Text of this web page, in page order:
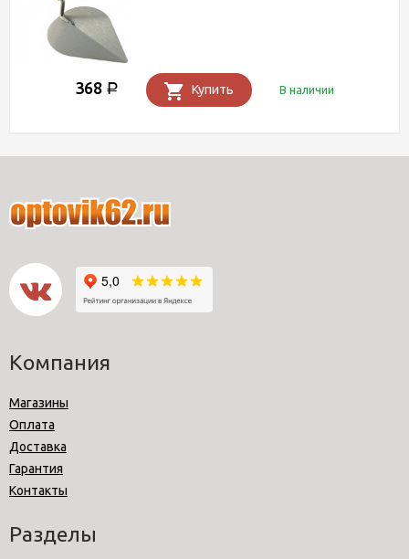
368 Р Купить В наличии
Компания
Магазины
Оплата
Доставка
Гарантия
Контакты
Разделы